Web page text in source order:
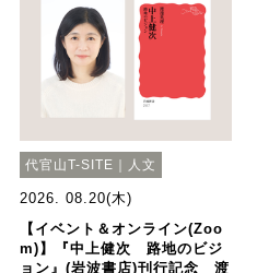
代官山T-SITE｜人文
2026. 08.20(木)
【イベント＆オンライン(Zoo
m)】『中上健次 路地のビジ
ョン』(岩波書店)刊行記念 渡